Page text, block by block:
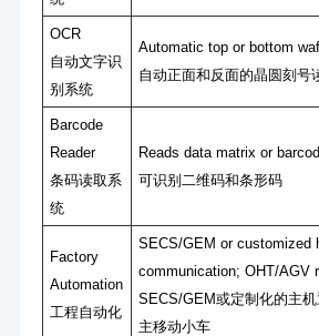
OCR
⾃动⽂字识
别系统
Automatic top or bottom
⾃动正⾯和反⾯的晶圆刻号
Barcode
Reader
条码读取系
统
Reads data matrix or
可识别⼆维码和条形码
Factory
Automation
⼯程⾃动化
SECS/GEM or customized
communication; OHT/AGV
SECS/GEM或定制化的主
主移动⼩⻋